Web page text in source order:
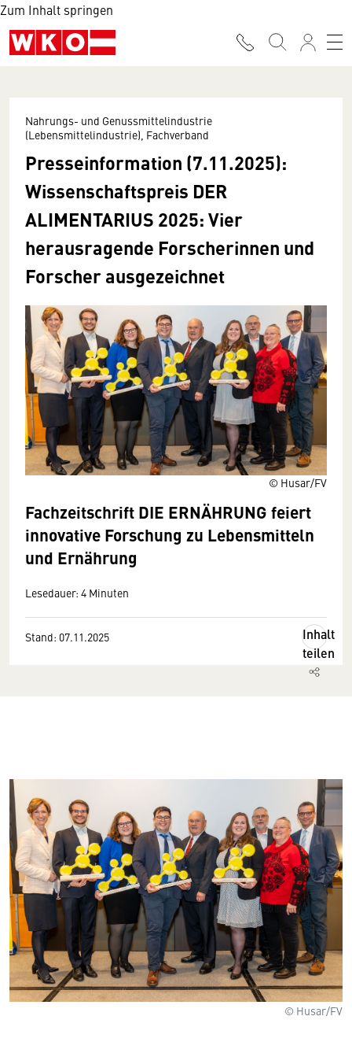
Zum Inhalt springen
© Husar/FV
Nahrungs- und Genussmittelindustrie
(Lebensmittelindustrie), Fachverband
Presseinformation (7.11.2025):
Wissenschaftspreis ­ DER
ALIMENTARIUS 2025: Vier
herausragende Forscherinnen und
Forscher ausgezeichnet
Fachzeitschrift DIE ERNÄHRUNG feiert
innovative Forschung zu Lebensmitteln
und Ernährung
Lesedauer: 4 Minuten
Stand: 07.11.2025
Inhalt
teilen
© Husar/FV